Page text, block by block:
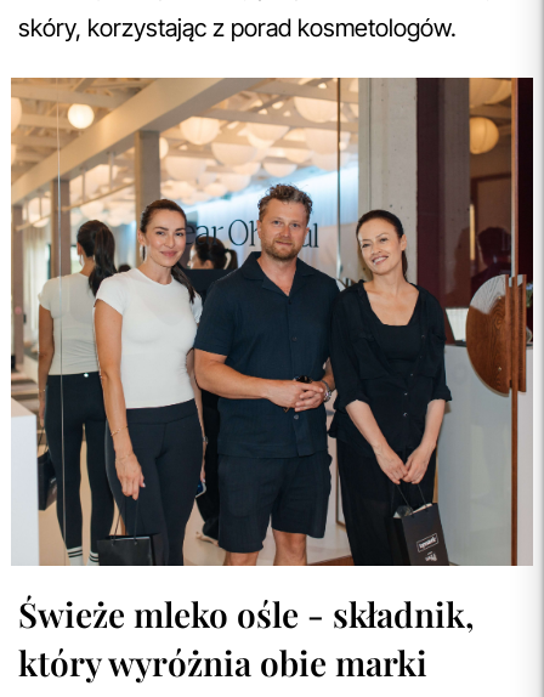
skóry, korzystając z porad kosmetologów.
Świeże mleko ośle - składnik,
który wyróżnia obie marki